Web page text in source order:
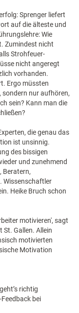
Sprenger liefert
auf die älteste und
Wie
Zumindest nicht
Strohfeuer-
nicht angeregt
vorhanden.
Ergo müssten
nur aufhören,
sein? Kann man die
die genau das
ist unsinnig.
des bissigen
und zunehmend
Beratern,
Wissenschaftler
Heike Bruch schon
motivieren', sagt
Gallen. Allein
motivierten
Motivation
richtig
bei